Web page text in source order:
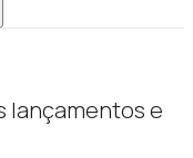
lançamentos e